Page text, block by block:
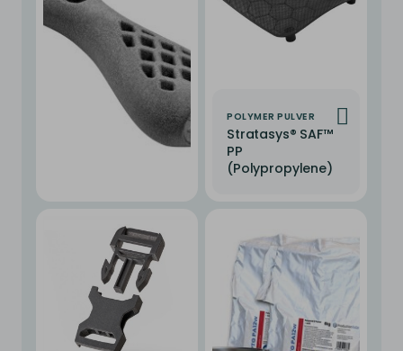
POLYMER PULVER
Stratasys® PA12
POLYMER PULVER
Stratasys® SAF™
PP
(Polypropylene)